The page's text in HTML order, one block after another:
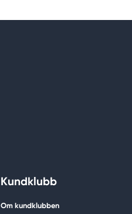
Kundklubb
Om kundklubben